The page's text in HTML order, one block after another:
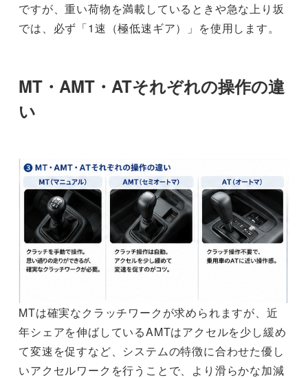
ですが、重い荷物を満載しているときや急な上り坂
では、必ず「1速（極低速ギア）」を使用します。
MT・AMT・ATそれぞれの操作の違
い
MTは確実なクラッチワークが求められますが、近
年シェアを伸ばしているAMTはアクセルを少し緩め
て変速を促すなど、システムの特徴に合わせた優し
いアクセルワークを行うことで、より滑らかな加減